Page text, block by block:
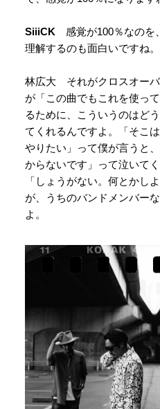
SiiiCK 感覚が100％なのを
理解するのも面白いですね。
林広大 それがクロスオー
が「この曲でもこれを使っ
るために、こういうのはど
てくれるんですよ。「そこ
やりたい」って僕が言うと
からないです」って泣いて
「しょうがない。何とかし
が、うちのバンドメンバー
よ。